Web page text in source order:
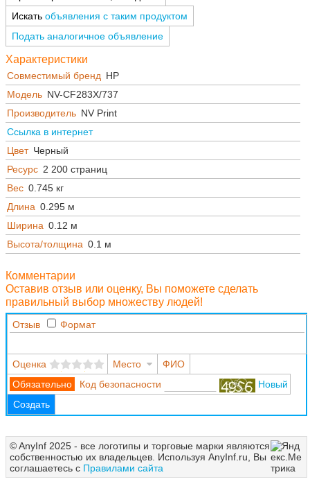
Искать объявления с таким продуктом
Подать аналогичное объявление
Характеристики
Совместимый бренд HP
Модель NV-CF283X/737
Производитель NV Print
Ссылка в интернет
Цвет Черный
Ресурс 2 200 страниц
Вес 0.745 кг
Длина 0.295 м
Ширина 0.12 м
Высота/толщина 0.1 м
Комментарии
Оставив отзыв или оценку, Вы поможете сделать
правильный выбор множеству людей!
Отзыв Формат
Оценка Место
ФИО
Код безопасности
Новый
Создать
© AnyInf 2025 - все логотипы и торговые марки являются
собственностью их владельцев. Используя AnyInf.ru, Вы
соглашаетесь с Правилами сайта